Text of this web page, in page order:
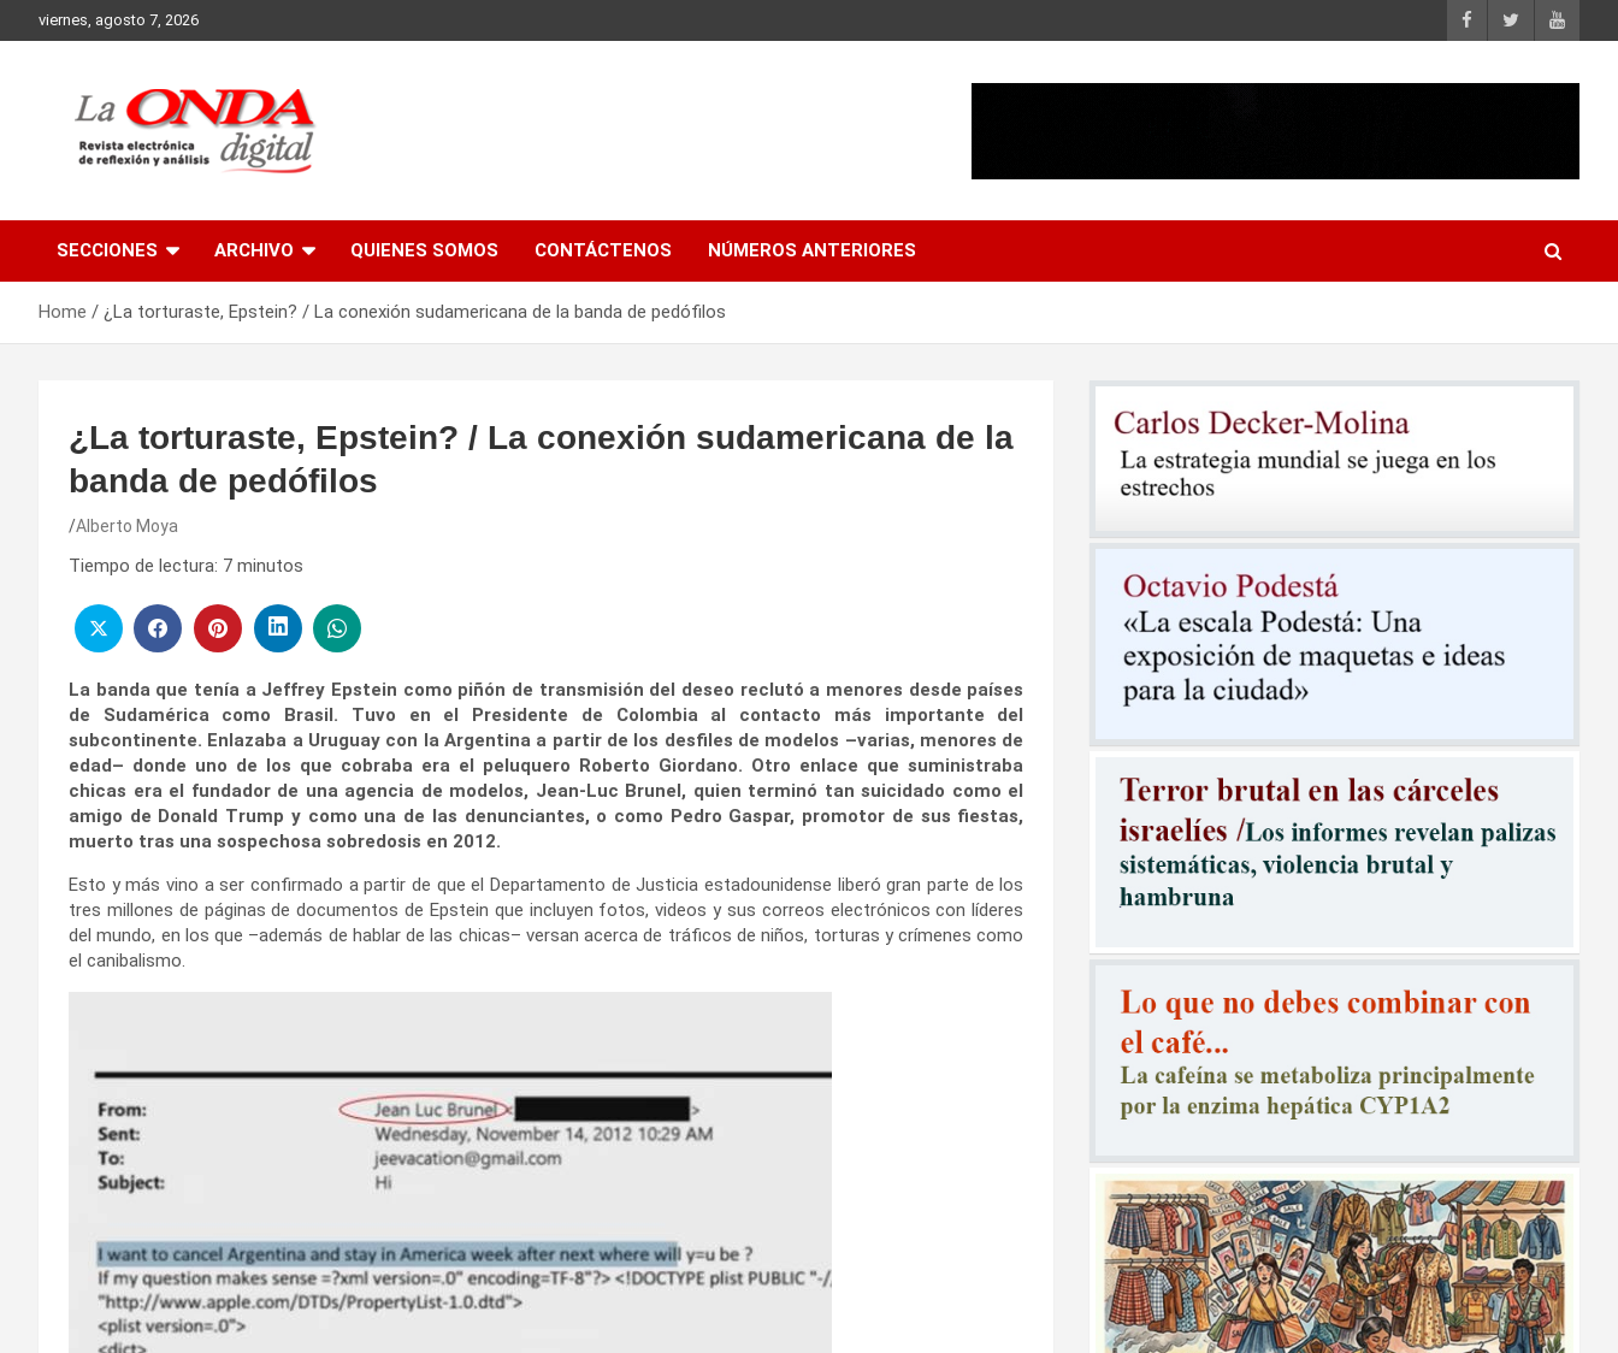
to
viernes, agosto 7, 2026
SECCIONES ARCHIVO QUIENES SOMOS CONTÁCTENOS NÚMEROS ANTERIORES
Home ¿La torturaste, Epstein? / La conexión sudamericana de la banda de pedófilos
¿La torturaste, Epstein? / La conexión sudamericana de la
banda de pedófilos
Alberto Moya
Tiempo de lectura: 7 minutos
La banda que tenía a Jeffrey Epstein como piñón de transmisión del deseo reclutó a menores desde países
de Sudamérica como Brasil. Tuvo en el Presidente de Colombia al contacto más importante del
subcontinente. Enlazaba a Uruguay con la Argentina a partir de los desfiles de modelos –varias, menores de
edad– donde uno de los que cobraba era el peluquero Roberto Giordano. Otro enlace que suministraba
chicas era el fundador de una agencia de modelos, Jean-Luc Brunel, quien terminó tan suicidado como el
amigo de Donald Trump y como una de las denunciantes, o como Pedro Gaspar, promotor de sus fiestas,
muerto tras una sospechosa sobredosis en 2012.
Esto y más vino a ser confirmado a partir de que el Departamento de Justicia estadounidense liberó gran parte de los
tres millones de páginas de documentos de Epstein que incluyen fotos, videos y sus correos electrónicos con líderes
del mundo, en los que –además de hablar de las chicas– versan acerca de tráficos de niños, torturas y crímenes como
el canibalismo.